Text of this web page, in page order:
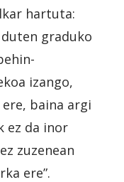
hartuta:
graduko
izango,
baina argi
ez da inor
zuzenean
ere”.